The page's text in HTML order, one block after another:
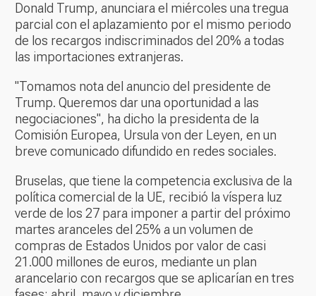
Donald Trump, anunciara el miércoles una tregua
parcial con el aplazamiento por el mismo periodo
de los recargos indiscriminados del 20% a todas
las importaciones extranjeras.
"Tomamos nota del anuncio del presidente de
Trump. Queremos dar una oportunidad a las
negociaciones", ha dicho la presidenta de la
Comisión Europea, Ursula von der Leyen, en un
breve comunicado difundido en redes sociales.
Bruselas, que tiene la competencia exclusiva de la
política comercial de la UE, recibió la víspera luz
verde de los 27 para imponer a partir del próximo
martes aranceles del 25% a un volumen de
compras de Estados Unidos por valor de casi
21.000 millones de euros, mediante un plan
arancelario con recargos que se aplicarían en tres